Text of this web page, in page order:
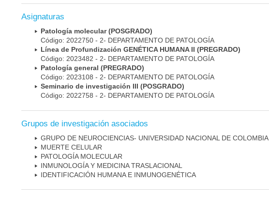
Asignaturas
Patología molecular (POSGRADO)
Código: 2022750 - 2- DEPARTAMENTO DE PATOLOGÍA
Línea de Profundización GENÉTICA HUMANA II (PREGRADO)
Código: 2023482 - 2- DEPARTAMENTO DE PATOLOGÍA
Patología general (PREGRADO)
Código: 2023108 - 2- DEPARTAMENTO DE PATOLOGÍA
Seminario de investigación III (POSGRADO)
Código: 2022758 - 2- DEPARTAMENTO DE PATOLOGÍA
Grupos de investigación asociados
GRUPO DE NEUROCIENCIAS- UNIVERSIDAD NACIONAL DE COLOMBIA
MUERTE CELULAR
PATOLOGÍA MOLECULAR
INMUNOLOGÍA Y MEDICINA TRASLACIONAL
IDENTIFICACIÓN HUMANA E INMUNOGENÉTICA